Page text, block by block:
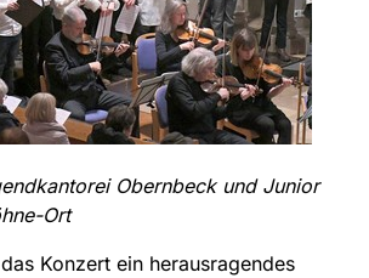
Obernbeck und Junior
Ort
Konzert ein herausragendes